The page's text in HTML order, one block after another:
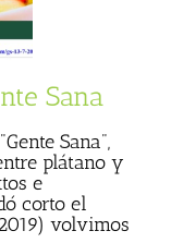
Sana
Sana",
plátano y
e
corto el
volvimos